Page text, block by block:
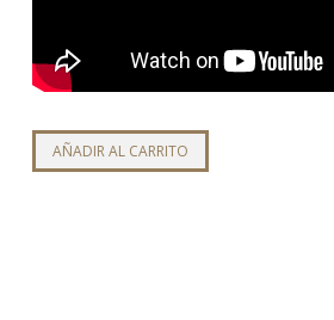
AÑADIR AL CARRITO